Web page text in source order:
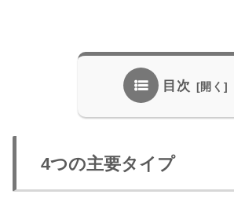
目次
4つの主要タイプ